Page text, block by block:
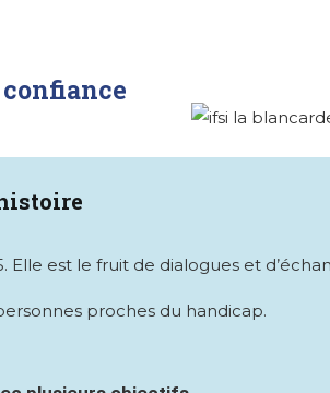
Elle est le fruit de dialogues et
proches du handicap.